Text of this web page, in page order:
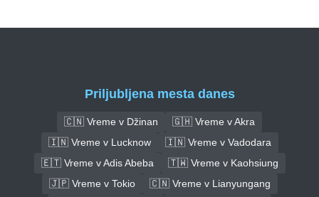
Priljubljena mesta danes
🇨🇳 Vreme v Džinan
🇬🇭 Vreme v Akra
🇮🇳 Vreme v Lucknow
🇮🇳 Vreme v Vadodara
🇪🇹 Vreme v Adis Abeba
🇹🇼 Vreme v Kaohsiung
🇯🇵 Vreme v Tokio
🇨🇳 Vreme v Lianyungang